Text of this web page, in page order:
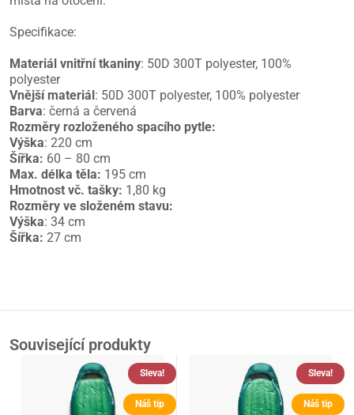
Specifikace:
Materiál vnitřní tkaniny: 50D 300T polyester, 100%
polyester
Vnější materiál : 50D 300T polyester, 100% polyester
Barva: černá a červená
Rozměry rozloženého spacího pytle:
Výška: 220 cm
Šířka: 60 – 80 cm
Max. délka těla: 195 cm
Hmotnost vč. tašky: 1,80 kg
Rozměry ve složeném stavu:
Výška: 34 cm
Šířka: 27 cm
Související produkty
Sleva!
Náš tip
Sleva!
Náš tip